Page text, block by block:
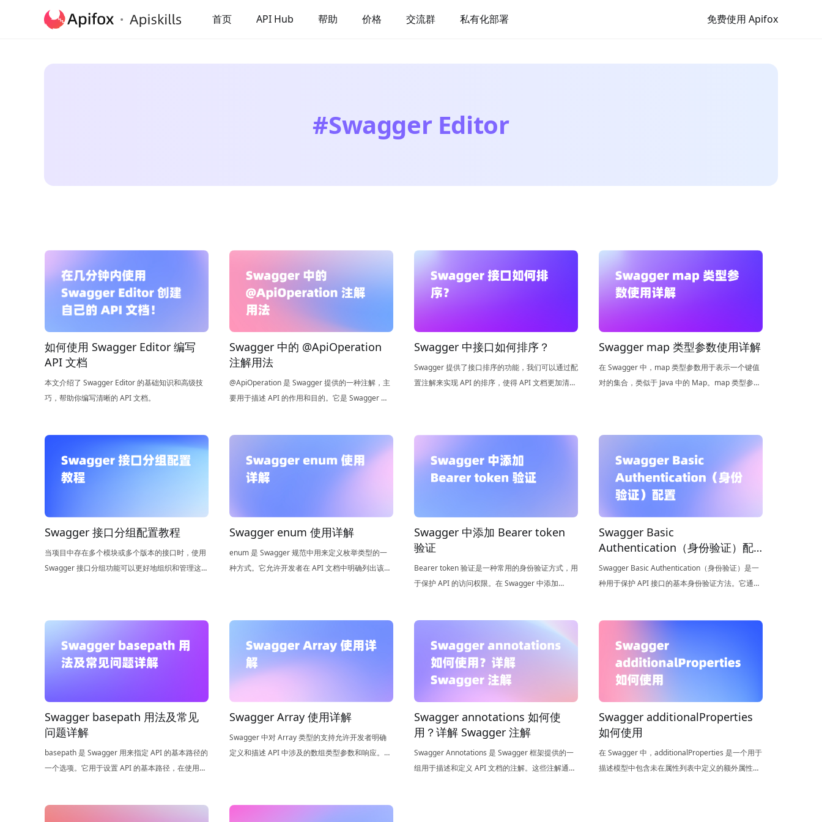
首页 API Hub 帮助 价格 交流群 私有化部署 免费使用 Apifox
#Swagger Editor
如何使用 Swagger Editor 编写
API 文档
本文介绍了 Swagger Editor 的基础知识和高级技
巧，帮助你编写清晰的 API 文档。
Swagger 中的 @ApiOperation
注解用法
@ApiOperation 是 Swagger 提供的一种注解，主
要用于描述 API 的作用和目的。它是 Swagger 文
Swagger 中接口如何排序？
Swagger 提供了接口排序的功能，我们可以通过配
置注解来实现 API 的排序，使得 API 文档更加清
Swagger map 类型参数使用详解
在 Swagger 中，map 类型参数用于表示一个键值
对的集合，类似于 Java 中的 Map。map 类型参数
Swagger 接口分组配置教程
当项目中存在多个模块或多个版本的接口时，使用
Swagger 接口分组功能可以更好地组织和管理这些
Swagger enum 使用详解
enum 是 Swagger 规范中用来定义枚举类型的一
种方式。它允许开发者在 API 文档中明确列出该接
Swagger 中添加 Bearer token
验证
Bearer token 验证是一种常用的身份验证方式，用
于保护 API 的访问权限。在 Swagger 中添加
Swagger Basic
Authentication（身份验证）配
置
Swagger Basic Authentication（身份验证）是一
种用于保护 API 接口的基本身份验证方法。它通过
Swagger basepath 用法及常见
问题详解
basepath 是 Swagger 用来指定 API 的基本路径的
一个选项。它用于设置 API 的基本路径，在使用
Swagger Array 使用详解
Swagger 中对 Array 类型的支持允许开发者明确
定义和描述 API 中涉及的数组类型参数和响应。通
Swagger annotations 如何使
用？详解 Swagger 注解
Swagger Annotations 是 Swagger 框架提供的一
组用于描述和定义 API 文档的注解。这些注解通过
Swagger additionalProperties
如何使用
在 Swagger 中，additionalProperties 是一个用于
描述模型中包含未在属性列表中定义的额外属性的